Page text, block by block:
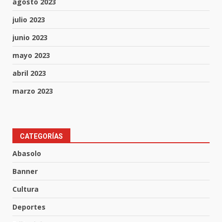
julio 2023
junio 2023
mayo 2023
abril 2023
marzo 2023
CATEGORÍAS
Abasolo
Banner
Cultura
Deportes
3
una mujer
Lesiona a un Trabajador de